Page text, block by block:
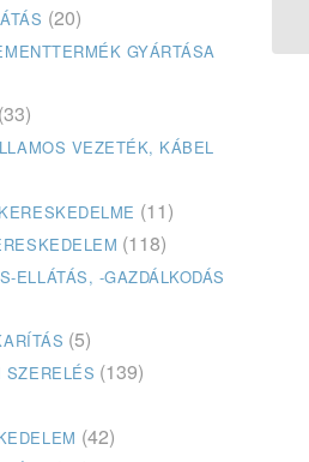
(20)
GYÁRTÁSA
(33)
VEZETÉK, KÁBEL
(11)
(118)
ELLÁTÁS, -GAZDÁLKODÁS
(5)
SZERELÉS (139)
(42)